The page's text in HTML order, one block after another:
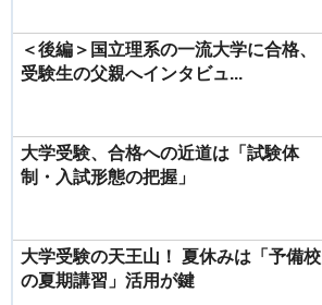
＜後編＞国立理系の一流大学に合格、
受験生の父親へインタビュ...
大学受験、合格への近道は「試験体
制・入試形態の把握」
大学受験の天王山！ 夏休みは「予備校
の夏期講習」活用が鍵